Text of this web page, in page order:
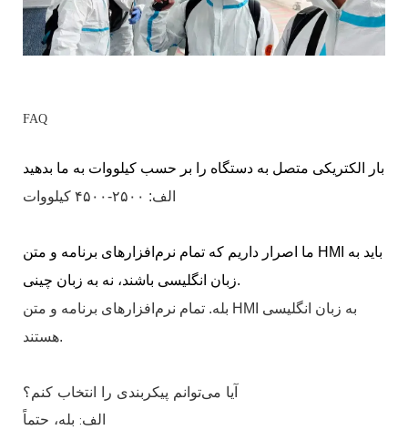
FAQ
بار الکتریکی متصل به دستگاه را بر حسب کیلووات به ما بدهید
الف: ۲۵۰۰-۴۵۰۰ کیلووات
ما اصرار داریم که تمام نرم‌افزارهای برنامه و متن HMI باید به
زبان انگلیسی باشند، نه به زبان چینی.
بله. تمام نرم‌افزارهای برنامه و متن HMI به زبان انگلیسی
هستند.
آیا می‌توانم پیکربندی را انتخاب کنم؟
الف: بله، حتماً